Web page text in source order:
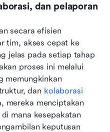
dan pelaporan
secara efisien
tim, akses cepat ke
jelas pada setiap tahap
proses ini melalui
memungkinkan
dan kolaborasi
mereka menciptakan
mana kesepakatan
keputusan